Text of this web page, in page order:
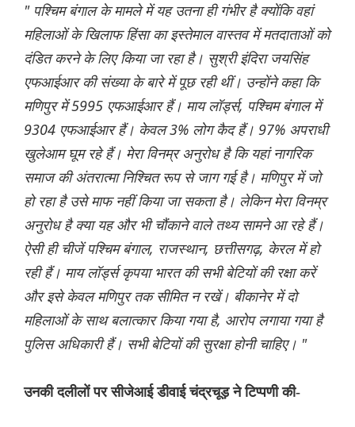
" पश्चिम बंगाल के मामले में यह उतना ही गंभीर है क्योंकि वहां
महिलाओं के खिलाफ हिंसा का इस्तेमाल वास्तव में मतदाताओं को
दंडित करने के लिए किया जा रहा है। सुश्री इंदिरा जयसिंह
एफआईआर की संख्या के बारे में पूछ रही थीं। उन्होंने कहा कि
मणिपुर में 5995 एफआईआर हैं। माय लॉर्ड्स, पश्चिम बंगाल में
9304 एफआईआर हैं। केवल 3% लोग कैद हैं। 97% अपराधी
खुलेआम घूम रहे हैं। मेरा विनम्र अनुरोध है कि यहां नागरिक
समाज की अंतरात्मा निश्चित रूप से जाग गई है। मणिपुर में जो
हो रहा है उसे माफ नहीं किया जा सकता है। लेकिन मेरा विनम्र
अनुरोध है क्या यह और भी चौंकाने वाले तथ्य सामने आ रहे हैं।
ऐसी ही चीजें पश्चिम बंगाल, राजस्थान, छत्तीसगढ़, केरल में हो
रही हैं। माय लॉर्ड्स कृपया भारत की सभी बेटियों की रक्षा करें
और इसे केवल मणिपुर तक सीमित न रखें। बीकानेर में दो
महिलाओं के साथ बलात्कार किया गया है, आरोप लगाया गया है
पुलिस अधिकारी हैं। सभी बेटियों की सुरक्षा होनी चाहिए। "
उनकी दलीलों पर सीजेआई डीवाई चंद्रचूड़ ने टिप्पणी की-